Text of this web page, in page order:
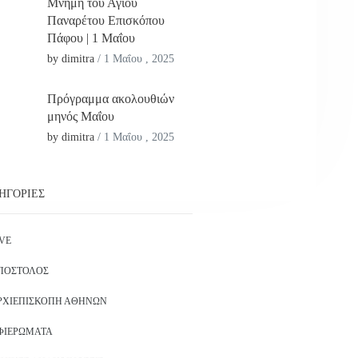
Μνήμη του Αγίου
Παναρέτου Επισκόπου
Πάφου | 1 Μαΐου
by dimitra / 1 Μαΐου , 2025
Πρόγραμμα ακολουθιών
μηνός Μαΐου
by dimitra / 1 Μαΐου , 2025
ΑΘΗΝΏΝ